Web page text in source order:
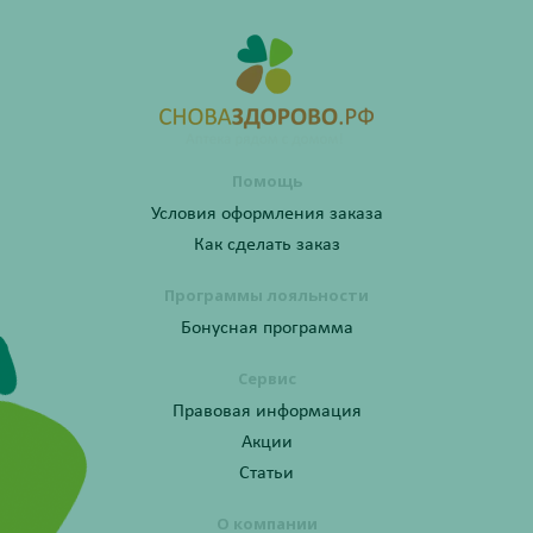
Помощь
Условия оформления заказа
Как сделать заказ
Программы лояльности
Бонусная программа
Сервис
Правовая информация
Акции
Статьи
О компании